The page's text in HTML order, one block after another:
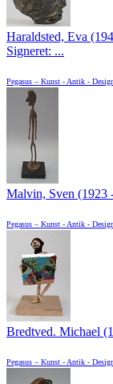
Haraldsted, Eva
Signeret: ...
Pegasus – Kunst - Antik -
Malvin, Sven (1923
Pegasus – Kunst - Antik -
Bredtved. Michael
Pegasus – Kunst - Antik -